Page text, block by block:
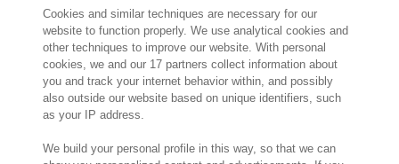
2 000 specjalistówgotowych by Ci
pomóc
Cookies and similar techniques are necessary for our
website to function properly. We use analytical cookies and
other techniques to improve our website. With personal
cookies, we and our 17 partners collect information about
you and track your internet behavior within, and possibly
also outside our website based on unique identifiers, such
as your IP address.
We build your personal profile in this way, so that we can